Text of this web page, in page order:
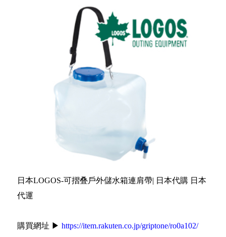
日本LOGOS-可摺叠戶外儲水箱連肩帶| 日本代購 日本
代運
購買網址 ▶ https://item.rakuten.co.jp/griptone/ro0a102/